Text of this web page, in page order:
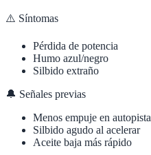
⚠️ Síntomas
Pérdida de potencia
Humo azul/negro
Silbido extraño
🔔 Señales previas
Menos empuje en autopista
Silbido agudo al acelerar
Aceite baja más rápido